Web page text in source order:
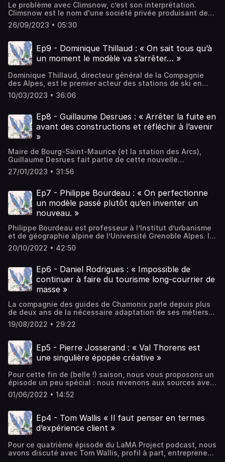
futur des Alpes ?
Le problème avec Climsnow, c’est son interprétation.
Climsnow est le nom d'une société privée produisant des
prévisions d’enneigement très localisées à la demande de
ses clients, prévisions utilisées pour justifier des
ne sont pas publiques, donc interdisent toute
interprétation croisée. Cette connaissance experte revêt
pourtant un caractère d'interêt général. Elle est
de développement en bout de course. Libérez Climsnow !
26/09/2023 • 05:30
Ep9 - Dominique Thillaud : « On sait tous qu’à
un moment le modèle va s’arrêter… »
Dominique Thillaud, directeur général de la Compagnie
des Alpes, est le premier acteur des stations de ski en
France. « Les menaces qui pèsent sur les stations de ski
sont d’ordre existentielles. On sait tous qu’à un moment le
ne sera pas celui du ski. »
10/03/2023 • 36:06
Ep8 - Guillaume Desrues : « Arrêter la fuite en
avant des constructions et réfléchir à l’avenir
»
Maire de Bourg-Saint-Maurice (et la station des Arcs),
Guillaume Desrues fait partie de cette nouvelle
génération aux idées longues qui incarnent une vision
différente du développement des station de ski. « Notre
bien vivre à l’année. Il faut tout mettre en place pour
qu’ils puissent rester au pays. »
27/01/2023 • 31:56
Ep7 - Philippe Bourdeau : « On perfectionne
un modèle passé plutôt qu’en inventer un
nouveau. »
Philippe Bourdeau est professeur à l’Institut d’urbanisme
et de géographie alpine de l’Université Grenoble Alpes. Il
conduit des recherches sur le tourisme et les sports de
montagne au sein du laboratoire de sciences sociales
transversales sur les questions de transition en
montagne. Philippe Bourdeau a su articuler et exprimer
brillamment depuis plus de quinze ans les problématiques
systémiques des territoires où le ski est au coeur du
modèle économique. Un épisode du LaMA Project podcast
plus long que d'habitude à l'écoute d'une référence.
20/10/2022 • 42:50
Ep6 - Daniel Rodrigues : « Impossible de
continuer à faire du tourisme long-courrier de
masse »
La compagnie des guides de Chamonix parle depuis plus
de deux ans de la nécessaire adaptation de ses métiers
aux changements de l’environnement montagnard. Et ce
changement n’est nulle part ailleurs plus visible qu’à
Rodrigues, partage avec nous son analyse.
19/08/2022 • 29:22
Ep5 - Pierre Josserand : « Val Thorens est
une singulière épopée créative »
Pour cette fin de (belle !) saison, nous vous proposons un
épisode un peu spécial : nous revenons aux sources avec
l’un des derniers pionnier-créateur-bâtisseur de ces très
grandes stations de ski dont la France a le secret
mondiaux du tourisme de sport d’hiver : Pierre Josserand.
Il est l’un des principaux créateurs de la station de Val
Thorens aujourd’hui encore président de la SETAM. Il a
de la création de Val Thorens : Val Thorens 1969-1970-
1971, une vision, un combat. Nous en parcourons les
01/06/2022 • 14:52
Ep4 - Tom Wallis « Il faut penser en termes
d’expérience client »
Pour ce quatrième épisode du LaMA Project podcast, nous
avons discuté avec Tom Wallis, profil à part, entrepreneur